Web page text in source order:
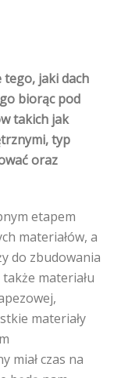
jaki dach
biorąc pod
takich jak
typ
oraz
etapem
materiałów, a
do zbudowania
materiału
materiały
miał czas na